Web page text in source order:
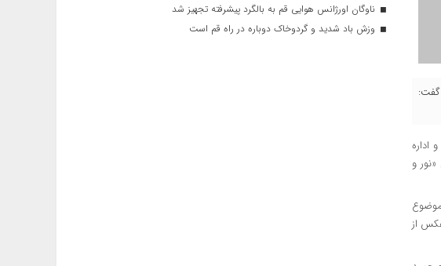
بانوی کرامت گفت:
و
معصومه (س) به قم، گل‌آرایی حرم مطهر و زائر و زیارت از اول تا سوم مهر صادر شد و در این مدت ۲۴۰ عکس از
ناوگان اورژانس هوایی قم به بالگرد پیشرفته تجهیز شد
وزش باد شدید و گردوخاک دوباره در راه قم است